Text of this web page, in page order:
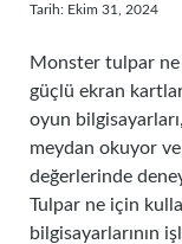
Tarih: Ekim 31, 2024
Monster tulpar ne
güçlü ekran
oyun
meydan okuyor
değerlerinde
Tulpar ne için
bilgisayarlarının